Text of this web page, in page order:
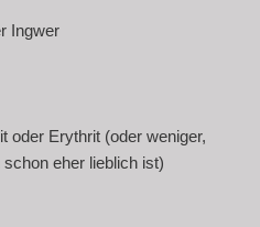
Ingwer
oder Erythrit (oder weniger,
eher lieblich ist)